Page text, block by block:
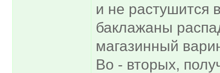
и не растушится
баклажаны
магазинный
Во - вторых,